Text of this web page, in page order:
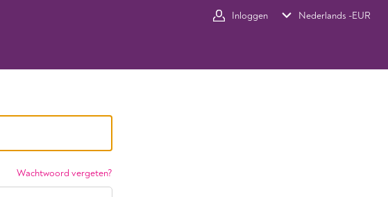
Inloggen Nederlands -EUR
Wachtwoord vergeten?